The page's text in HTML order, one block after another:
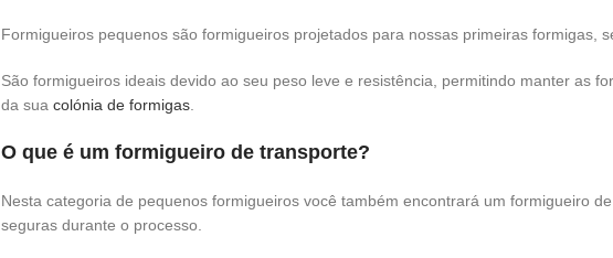
Formigueiros pequenos são formigueiros projetados para nossas primeiras formigas,
São formigueiros ideais devido ao seu peso leve e resistência, permitindo manter as
da sua colónia de formigas.
O que é um formigueiro de transporte?
Nesta categoria de pequenos formigueiros você também encontrará um formigueiro
seguras durante o processo.